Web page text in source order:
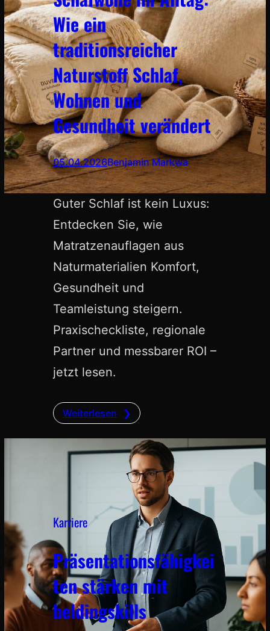
Wie ein
traditionsreicher
Naturstoff Schlaf,
Wohnen und
Gesundheit verändert
05.04.2026Benjamin Markwa
Guter Schlaf ist kein Luxus:
Entdecken Sie, wie
Matratzenauflagen aus
Naturmaterialien Komfort,
Gesundheit und
Teamleistung steigern.
Praxischeckliste, regionale
Partner und messbarer ROI –
jetzt lesen.
Weiterlesen
Karriere
Präsentationsfähigkei
ten stärken mit
beldingskills